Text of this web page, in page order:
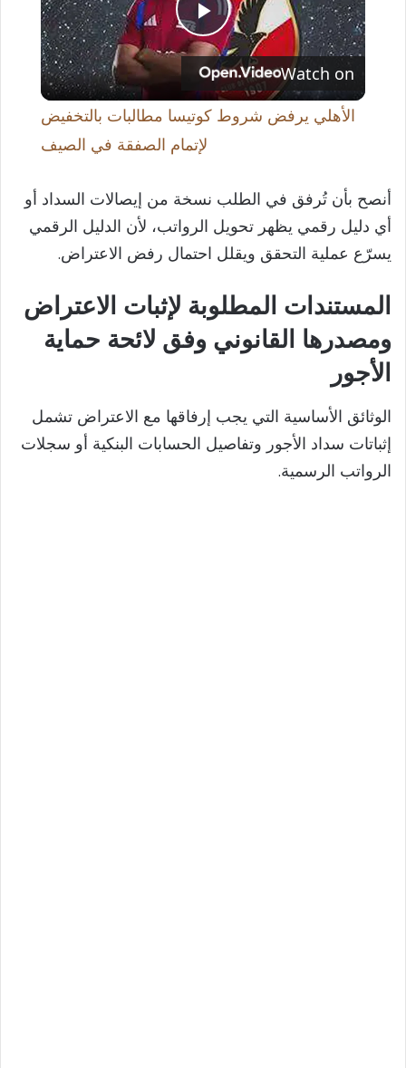
P
l
a
y
V
i
d
e
Watch on
الأهلي يرفض شروط كوتيسا مطالبات بالتخفيض
لإتمام الصفقة في الصيف
أنصح بأن تُرفق في الطلب نسخة من إيصالات السداد أو
أي دليل رقمي يظهر تحويل الرواتب، لأن الدليل الرقمي
يسرّع عملية التحقق ويقلل احتمال رفض الاعتراض.
المستندات المطلوبة لإثبات الاعتراض
ومصدرها القانوني وفق لائحة حماية
الأجور
الوثائق الأساسية التي يجب إرفاقها مع الاعتراض تشمل
إثباتات سداد الأجور وتفاصيل الحسابات البنكية أو سجلات
الرواتب الرسمية.